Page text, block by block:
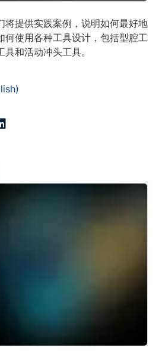
将提供实践案例，说明如何最好地
何使用各种工具设计，包括型腔工
和活动冲头工具。